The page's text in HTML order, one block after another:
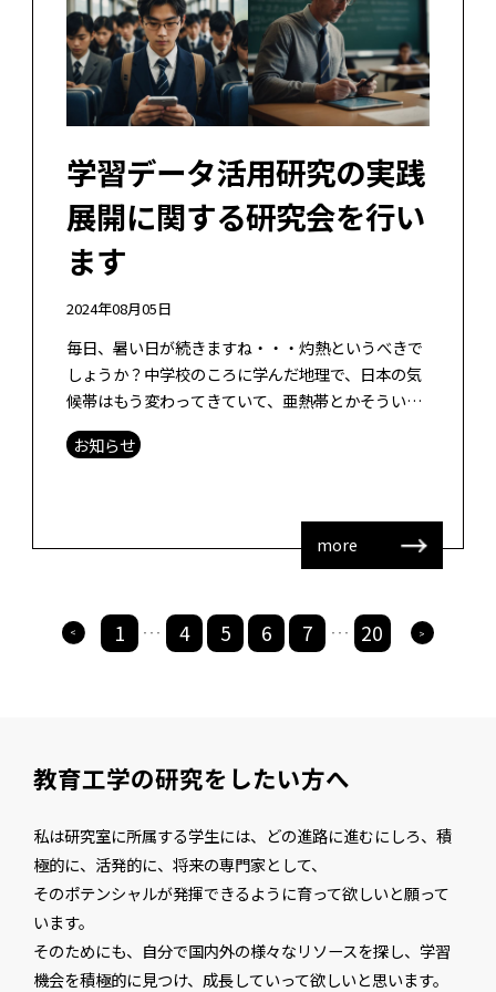
学習データ活用研究の実践
展開に関する研究会を行い
ます
2024年08月05日
毎日、暑い日が続きますね・・・灼熱というべきで
しょうか？中学校のころに学んだ地理で、日本の気
候帯はもう変わってきていて、亜熱帯とかそういう
気候になってきているんじゃないのかな？と思いま
す。みなさまもお体に気をつけてお過ご […]
お知らせ
more
> 1 ・・・ 4 5 6 7 ・・・ 20 >
教育工学の研究をしたい方へ
私は研究室に所属する学生には、どの進路に進むにしろ、積
極的に、活発的に、将来の専門家として、
そのポテンシャルが発揮できるように育って欲しいと願って
います。
そのためにも、自分で国内外の様々なリソースを探し、学習
機会を積極的に見つけ、成長していって欲しいと思います。